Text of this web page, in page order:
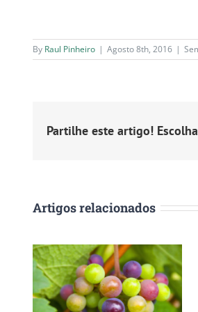
By Raul Pinheiro | Agosto 8th, 2016 |
Partilhe este artigo!
Artigos relacionados
12 Top Farming
Startups and